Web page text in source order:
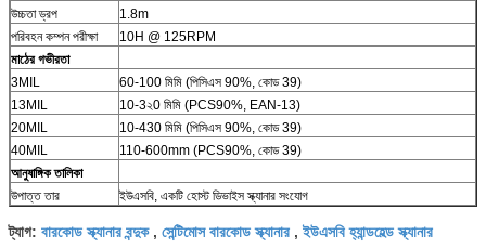
উচ্চতা ড্রপ
1.8m
পরিবহন কম্পন পরীক্ষা
10H @ 125RPM
মাঠের গভীরতা
3MIL
60-100 মিমি (পিসিএস 90%, কোড 39)
13MIL
10-3২0 মিমি (PCS90%, EAN-13)
20MIL
10-430 মিমি (পিসিএস 90%, কোড 39)
40MIL
110-600mm (PCS90%, কোড 39)
আনুষাঙ্গিক তালিকা
উপাত্ত তার
ইউএসবি, একটি হোস্ট ডিভাইস স্ক্যানার সংযোগ
ট্যাগ: বারকোড স্ক্যানার বন্দুক, সেন্টিমোস বারকোড স্ক্যানার ,ইউএসবি হ্যান্ডহেল্ড স্ক্যানার